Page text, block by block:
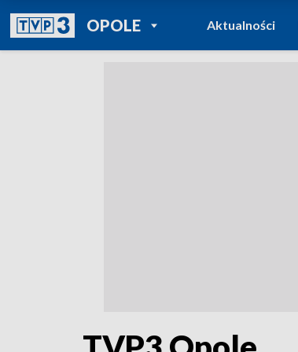
OPOLEPOWRÓT DO
TVP REGIONY
Aktualności